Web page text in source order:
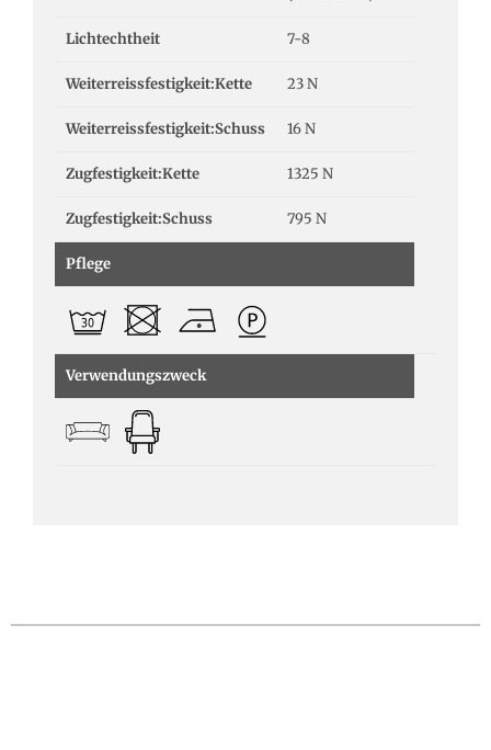
Lichtechtheit 7-8
Weiterreissfestigkeit:Kette 23 N
Weiterreissfestigkeit:Schuss 16 N
Zugfestigkeit:Kette 1325 N
Zugfestigkeit:Schuss 795 N
Pflege
Verwendungszweck